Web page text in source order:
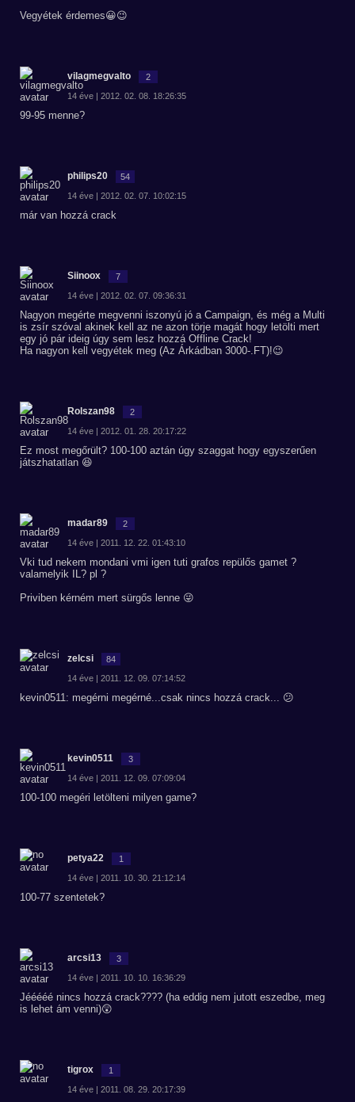
Vegyétek érdemes😀😉
vilagmegvalto 2
14 éve | 2012. 02. 08. 18:26:35
99-95 menne?
philips20 54
14 éve | 2012. 02. 07. 10:02:15
már van hozzá crack
Siinoox 7
14 éve | 2012. 02. 07. 09:36:31
Nagyon megérte megvenni iszonyú jó a Campaign, és még a Multi
is zsír szóval akinek kell az ne azon törje magát hogy letölti mert
egy jó pár ideig úgy sem lesz hozzá Offline Crack!
Ha nagyon kell vegyétek meg (Az Árkádban 3000-.FT)!😉
Rolszan98 2
14 éve | 2012. 01. 28. 20:17:22
Ez most megőrült? 100-100 aztán úgy szaggat hogy egyszerűen
játszhatatlan 😆
madar89 2
14 éve | 2011. 12. 22. 01:43:10
Vki tud nekem mondani vmi igen tuti grafos repülős gamet ?
valamelyik IL? pl ?
Priviben kérném mert sürgős lenne 😜
zelcsi 84
14 éve | 2011. 12. 09. 07:14:52
kevin0511: megérni megérné...csak nincs hozzá crack... 😕
kevin0511 3
14 éve | 2011. 12. 09. 07:09:04
100-100 megéri letölteni milyen game?
petya22 1
14 éve | 2011. 10. 30. 21:12:14
100-77 szentetek?
arcsi13 3
14 éve | 2011. 10. 10. 16:36:29
Jééééé nincs hozzá crack???? (ha eddig nem jutott eszedbe, meg
is lehet ám venni)😲
tigrox 1
14 éve | 2011. 08. 29. 20:17:39